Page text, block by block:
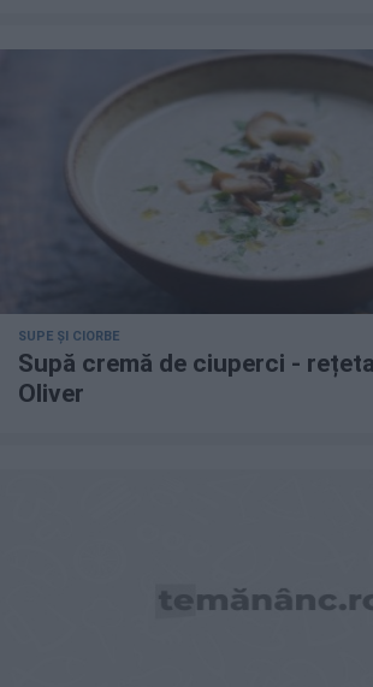
SUPE ȘI CIORBE
Supă cremă de ciuperci -
Oliver